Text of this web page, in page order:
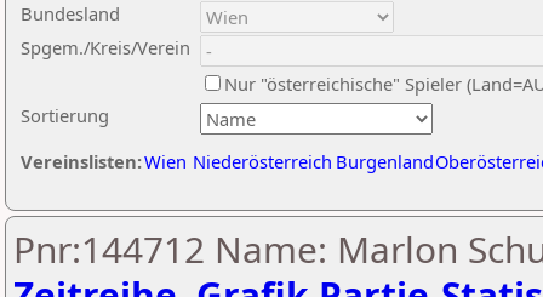
Sortierung
Bundesland
Spgem./Kreis/Verein
Nur "österreichische" Spieler
Vereinslisten:Wien Niederösterreich Burgenland
Pnr:144712 Name: Marlon